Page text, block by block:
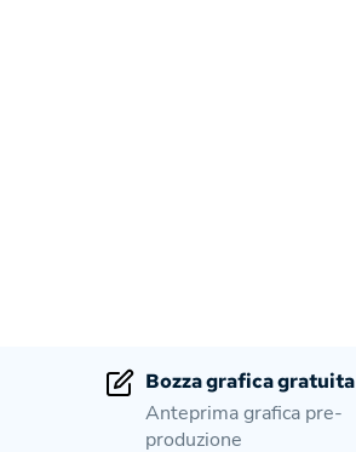
Bozza grafica gratuita
Anteprima grafica pre-
produzione